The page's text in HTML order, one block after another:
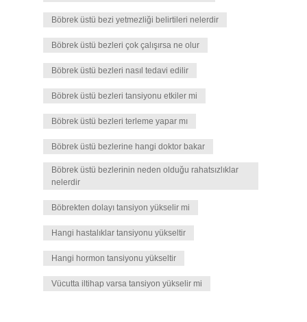
Böbrek üstü bezi yetmezliği belirtileri nelerdir
Böbrek üstü bezleri çok çalışırsa ne olur
Böbrek üstü bezleri nasıl tedavi edilir
Böbrek üstü bezleri tansiyonu etkiler mi
Böbrek üstü bezleri terleme yapar mı
Böbrek üstü bezlerine hangi doktor bakar
Böbrek üstü bezlerinin neden olduğu rahatsızlıklar
nelerdir
Böbrekten dolayı tansiyon yükselir mi
Hangi hastalıklar tansiyonu yükseltir
Hangi hormon tansiyonu yükseltir
Vücutta iltihap varsa tansiyon yükselir mi